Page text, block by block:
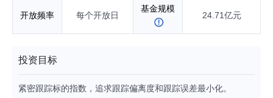
程机械主题交易型开放式指数证券投资基金发起式联接基金基
金经理；具有基金从业资格。
开放频率 每个开放日
基金规模
24.71亿元
投资目标
紧密跟踪标的指数，追求跟踪偏离度和跟踪误差最小化。